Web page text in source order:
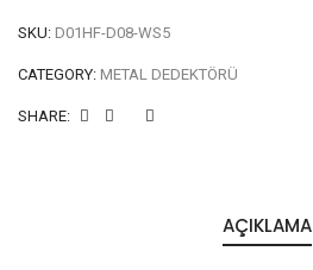
SKU: D01HF-D08-WS5
CATEGORY: METAL DEDEKTÖRÜ
SHARE:
AÇIKLAMA